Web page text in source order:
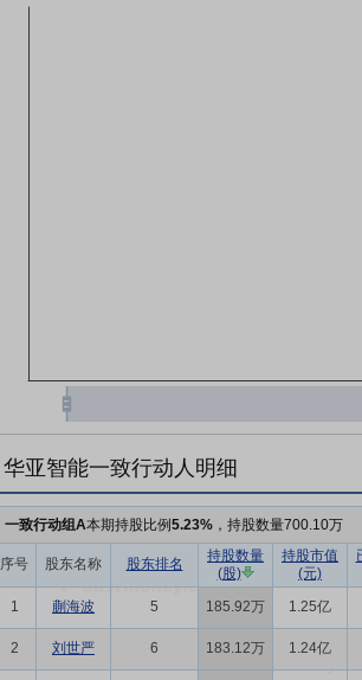
华亚智能一致行动人明细
一致行动组A本期持股比例5.23% ，持股数量700.10万
序号 股东名称 股东排名
持股数量
(股)
持股市值
(元)
1 蒯海波 5 185.92万 1.25亿
2 刘世严 6 183.12万 1.24亿